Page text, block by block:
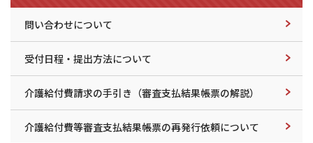
問い合わせについて
受付日程・提出方法について
介護給付費請求の手引き（審査支払結果帳票の解説）
介護給付費等審査支払結果帳票の再発行依頼について